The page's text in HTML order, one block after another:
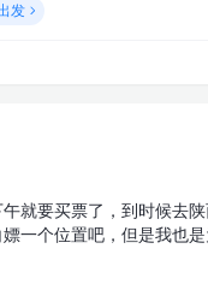
发
就要买票了，到时候去陕
一个位置吧，但是我也